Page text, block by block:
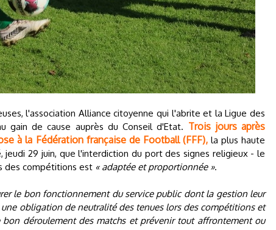
l'association Alliance citoyenne qui l'abrite et la Ligue des
gain de cause auprès du Conseil d'Etat. Trois jours après
à la Fédération française de Football (FFF),la plus haute
jeudi 29 juin, que l'interdiction du port des signes religieux - le
des compétitions est « adaptée et proportionnée ».
le bon fonctionnement du service public dont la gestion leur
obligation de neutralité des tenues lors des compétitions et
déroulement des matchs et prévenir tout affrontement ou